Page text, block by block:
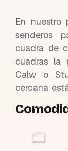
En nuestro
senderos
cuadra de
cuadras la
Calw o
cercana